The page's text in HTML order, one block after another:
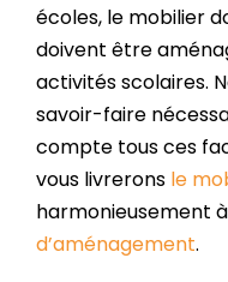
écoles, le mobilier
doivent être
activités scolaires.
savoir-faire
compte tous ces
vous livrerons le
harmonieusement
d’aménagement.